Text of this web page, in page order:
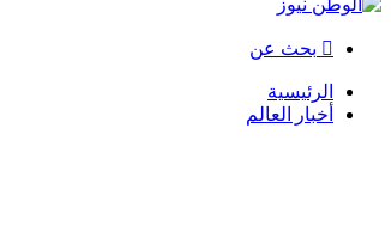
بحث عن
الرئيسية
أخبار العالم